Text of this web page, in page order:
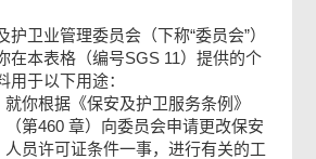
护卫业管理委员会（下称“委员会”）
在本表格（编号SGS 11）提供的个
用于以下用途：
就你根据《保安及护卫服务条例》
（第460 章）向委员会申请更改保安
人员许可证条件一事，进行有关的工